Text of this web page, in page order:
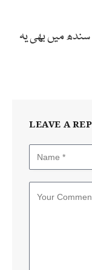
میں بھی یہ
LEAVE A